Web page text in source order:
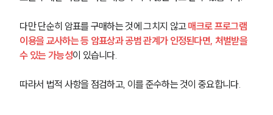
그룹소개
대륜의 강점
글로벌 파트너 로펌
다만 단순히 암표를 구매하는 것에 그치지 않고 매크로 프로그램
이용을 교사하는 등 암표상과 공범 관계가 인정된다면, 처벌받을
수 있는 가능성이 있습니다.
따라서 법적 사항을 점검하고, 이를 준수하는 것이 중요합니다.